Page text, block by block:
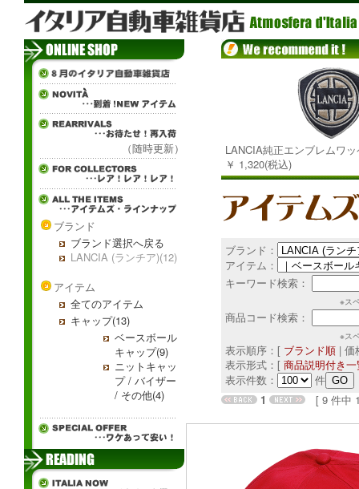
（随時更新）
ブランド
ブランド選択へ戻る
LANCIA (ランチア)(12)
アイテム
全てのアイテム
キャップ(13)
ベースボール
キャップ(9)
ニットキャッ
プ / バイザー
/ その他(4)
LANCIA純正エンブレムワ
￥ 1,320(税込)
ブランド：
アイテム：
キーワード検索：
※ス
商品コード検索：
※ス
表示順序：[ ブランド順 | 価
表示形式：[ 商品説明付き
表示件数：
件
1
[ 9 件中